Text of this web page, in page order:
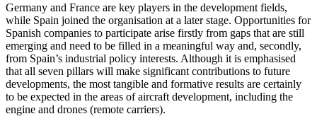
Germany and France are key players in the development fields,
while Spain joined the organisation at a later stage. Opportuni­ties for
Spanish companies to participate arise firstly from gaps that are still
emerg­ing and need to be filled in a meaningful way and, secondly,
from Spain’s industrial policy interests. Although it is emphasised
that all seven pillars will make significant contributions to future
developments, the most tangible and formative results are cer­tainly
to be expected in the areas of aircraft development, including the
engine and drones (remote carriers).